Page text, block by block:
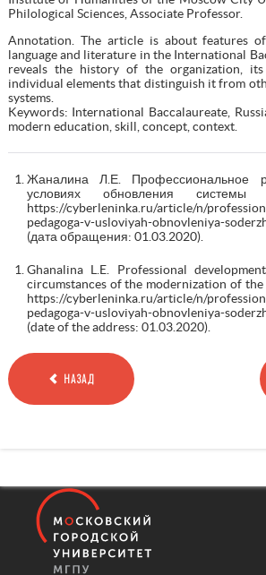
Philological Sciences, Associate Professor.
Annotation. The article is about features
language and literature in the International
reveals the history of the organization,
individual elements that distinguish it from
systems.
Keywords: International Baccalaureate,
modern education, skill, concept, context.
Жаналина Л.Е. Профессиональное
условиях обновления системы
https://cyberleninka.ru/article/n/
pedagoga-v-usloviyah-obnovleniya-
(дата обращения: 01.03.2020).
Ghanalina L.E. Professional
circumstances of the modernization of the
https://cyberleninka.ru/article/n/
pedagoga-v-usloviyah-obnovleniya-
(date of the address: 01.03.2020).
НАЗАД